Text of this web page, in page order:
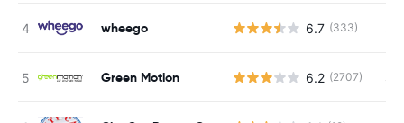
wheego 6.7 (333)
Green Motion 6.2 (2707)